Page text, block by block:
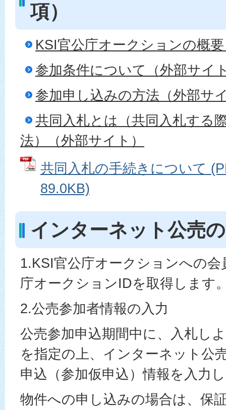
項）
KSI官公庁オークションの概
参加条件について（外部サイ
参加申し込みの方法（外部サ
共同入札とは（共同入札する
法）（外部サイト）
共同入札の手続きについて
89.0KB)
インターネット公売
1.KSI官公庁オークションへの
庁オークションIDを取得します
2.公売参加者情報の入力
公売参加申込期間中に、入札し
を指定の上、インターネット公
申込（参加仮申込）情報を入
物件への申し込みの場合は、保